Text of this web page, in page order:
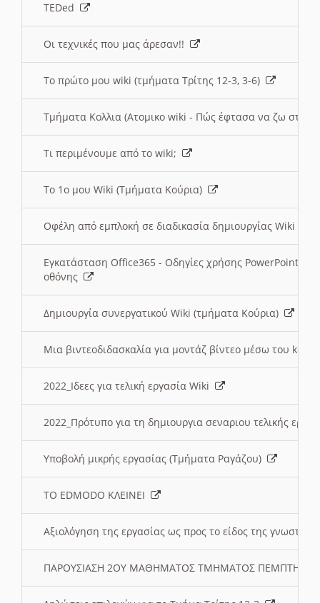
TEDed
Οι τεχνικές που μας άρεσαν!!
Το πρώτο μου wiki (τμήματα Τρίτης 12-3, 3-6)
Τμήματα Κολλια (Ατομικο wiki - Πώς έφτασα να ζω στην
Τι περιμένουμε από το wiki;
Το 1ο μου Wiki (Τμήματα Κούρια)
Οφέλη από εμπλοκή σε διαδικασία δημιουργίας Wiki
Εγκατάσταση Office365 - Οδηγίες χρήσης PowerPoint
οθόνης
Δημιουργία συνεργατικού Wiki (τμήματα Κούρια)
Μια βιντεοδιδασκαλία για μοντάζ βίντεο μέσω του
2022_Ιδεες για τελική εργασία Wiki
2022_Πρότυπο για τη δημιουργια σεναριου τελικής
Υποβολή μικρής εργασίας (Τμήματα Ραγάζου)
ΤΟ EDMODO ΚΛΕΙΝΕΙ
Αξιολόγηση της εργασίας ως προς το είδος της
ΠΑΡΟΥΣΙΑΣΗ 2ΟΥ ΜΑΘΗΜΑΤΟΣ ΤΜΗΜΑΤΟΣ